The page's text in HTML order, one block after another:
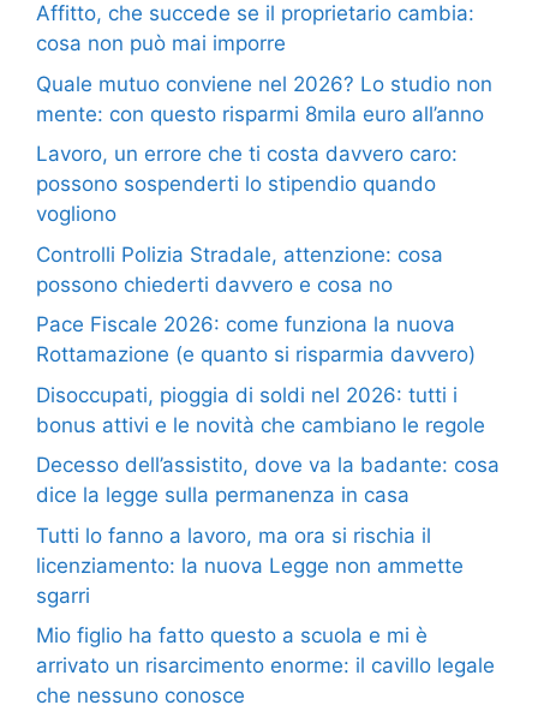
Affitto, che succede se il proprietario cambia:
cosa non può mai imporre
Quale mutuo conviene nel 2026? Lo studio non
mente: con questo risparmi 8mila euro all’anno
Lavoro, un errore che ti costa davvero caro:
possono sospenderti lo stipendio quando
vogliono
Controlli Polizia Stradale, attenzione: cosa
possono chiederti davvero e cosa no
Pace Fiscale 2026: come funziona la nuova
Rottamazione (e quanto si risparmia davvero)
Disoccupati, pioggia di soldi nel 2026: tutti i
bonus attivi e le novità che cambiano le regole
Decesso dell’assistito, dove va la badante: cosa
dice la legge sulla permanenza in casa
Tutti lo fanno a lavoro, ma ora si rischia il
licenziamento: la nuova Legge non ammette
sgarri
Mio figlio ha fatto questo a scuola e mi è
arrivato un risarcimento enorme: il cavillo legale
che nessuno conosce